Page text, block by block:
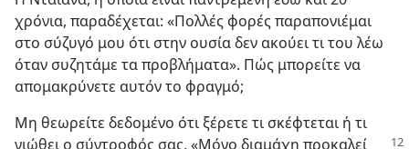
χρόνια, παραδέχεται: «Πολλές φορές παραπονιέμαι
στο σύζυγό μου ότι στην ουσία δεν ακούει τι του λέω
όταν συζητάμε τα προβλήματα». Πώς μπορείτε να
απομακρύνετε αυτόν το φραγμό;
Μη θεωρείτε δεδομένο ότι ξέρετε τι σκέφτεται ή τι
νιώθει ο σύντροφός σας. «Μόνο διαμάχη προκαλεί